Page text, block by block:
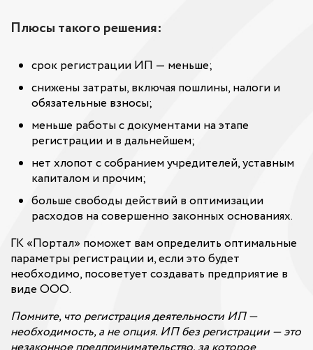
Плюсы такого решения:
срок регистрации ИП — меньше;
снижены затраты, включая пошлины, налоги и
обязательные взносы;
меньше работы с документами на этапе
регистрации и в дальнейшем;
нет хлопот с собранием учредителей, уставным
капиталом и прочим;
больше свободы действий в оптимизации
расходов на совершенно законных основаниях.
ГК «Портал» поможет вам определить оптимальные
параметры регистрации и, если это будет
необходимо, посоветует создавать предприятие в
виде ООО.
Помните, что регистрация деятельности ИП —
необходимость, а не опция. ИП без регистрации — это